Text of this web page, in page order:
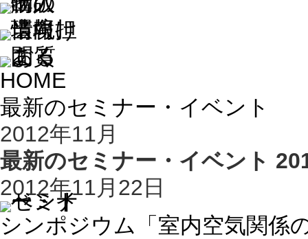
HOME
最新のセミナー・イベント
2012年11月
最新のセミナー・イベント
2012年11月22日
シンポジウム「室内空気関係